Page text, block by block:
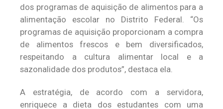
dos programas de aquisição de alimentos para a
alimentação escolar no Distrito Federal. “Os
programas de aquisição proporcionam a compra
de alimentos frescos e bem diversificados,
respeitando a cultura alimentar local e a
sazonalidade dos produtos”, destaca ela.
A estratégia, de acordo com a servidora,
enriquece a dieta dos estudantes com uma